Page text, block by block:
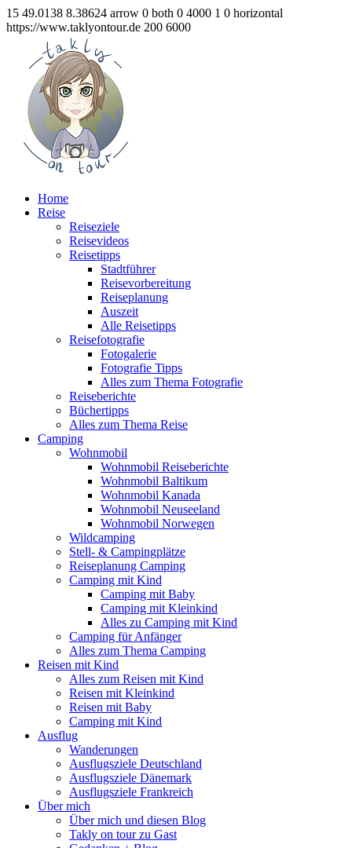
15 49.0138 8.38624 arrow 0 both 0 4000 1 0 horizontal
https://www.taklyontour.de 200 6000
Home
Reise
Reiseziele
Reisevideos
Reisetipps
Stadtführer
Reisevorbereitung
Reiseplanung
Auszeit
Alle Reisetipps
Reisefotografie
Fotogalerie
Fotografie Tipps
Alles zum Thema Fotografie
Reiseberichte
Büchertipps
Alles zum Thema Reise
Camping
Wohnmobil
Wohnmobil Reiseberichte
Wohnmobil Baltikum
Wohnmobil Kanada
Wohnmobil Neuseeland
Wohnmobil Norwegen
Wildcamping
Stell- & Campingplätze
Reiseplanung Camping
Camping mit Kind
Camping mit Baby
Camping mit Kleinkind
Alles zu Camping mit Kind
Camping für Anfänger
Alles zum Thema Camping
Reisen mit Kind
Alles zum Reisen mit Kind
Reisen mit Kleinkind
Reisen mit Baby
Camping mit Kind
Ausflug
Wanderungen
Ausflugsziele Deutschland
Ausflugsziele Dänemark
Ausflugsziele Frankreich
Über mich
Über mich und diesen Blog
Takly on tour zu Gast